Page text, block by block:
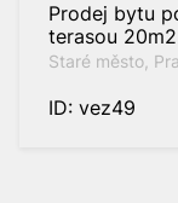
Prodej bytu
terasou
Staré město,
ID: vez49